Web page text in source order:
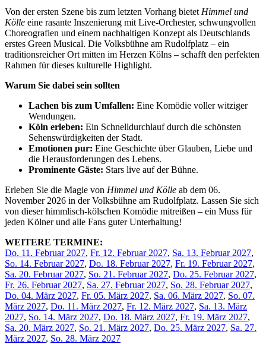
Von der ersten Szene bis zum letzten Vorhang bietet Himmel und
Kölle eine rasante Inszenierung mit Live-Orchester, schwungvollen
Choreografien und einem nachhaltigen Konzept als Deutschlands
erstes Green Musical. Die Volksbühne am Rudolfplatz – ein
traditionsreicher Ort mitten im Herzen Kölns – schafft den perfekten
Rahmen für dieses kulturelle Highlight.
Warum Sie dabei sein sollten
Lachen bis zum Umfallen: Eine Komödie voller witziger
Wendungen.
Köln erleben: Ein Schnelldurchlauf durch die schönsten
Sehenswürdigkeiten der Stadt.
Emotionen pur: Eine Geschichte über Glauben, Liebe und
die Herausforderungen des Lebens.
Prominente Gäste: Stars live auf der Bühne.
Erleben Sie die Magie von Himmel und Kölle ab dem 06.
November 2026 in der Volksbühne am Rudolfplatz. Lassen Sie sich
von dieser himmlisch-kölschen Komödie mitreißen – ein Muss für
jeden Kölner und alle Fans guter Unterhaltung!
WEITERE TERMINE:
Do. 11. Februar 2027, Fr. 12. Februar 2027, Sa. 13. Februar 2027,
So. 14. Februar 2027, Do. 18. Februar 2027, Fr. 19. Februar 2027,
Sa. 20. Februar 2027, So. 21. Februar 2027, Do. 25. Februar 2027,
Fr. 26. Februar 2027, Sa. 27. Februar 2027, So. 28. Februar 2027,
Do. 04. März 2027, Fr. 05. März 2027, Sa. 06. März 2027, So. 07.
März 2027, Do. 11. März 2027, Fr. 12. März 2027, Sa. 13. März
2027, So. 14. März 2027, Do. 18. März 2027, Fr. 19. März 2027,
Sa. 20. März 2027, So. 21. März 2027, Do. 25. März 2027, Sa. 27.
März 2027, So. 28. März 2027